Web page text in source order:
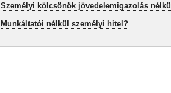
Személyi kölcsönök jövedelemigazolás nélkül
Munkáltatói nélkül személyi hitel?